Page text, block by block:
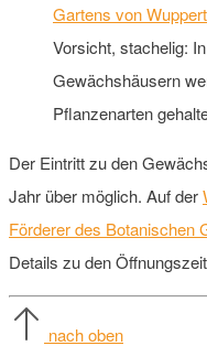
Vorsicht, stachelig:
Gewächshäusern
Pflanzenarten
Der Eintritt zu den
Jahr über möglich. Auf der
Förderer des Botanischen
Details zu den
nach oben